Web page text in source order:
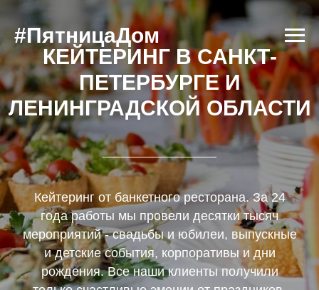
#ПятницаДом
КЕЙТЕРИНГ В САНКТ-
ПЕТЕРБУРГЕ И
ЛЕНИНГРАДСКОЙ ОБЛАСТИ
Кейтеринг от банкетного ресторана. За 24
года работы мы провели десятки тысяч
мероприятий - свадьбы и юбилеи, выпускные
и детские события, корпоративы и дни
рождения. Все наши клиенты получили